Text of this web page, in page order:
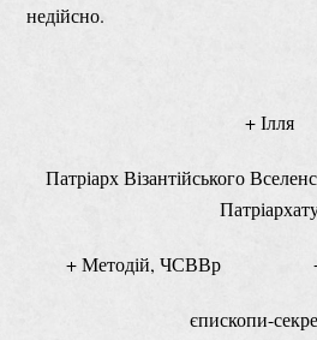
недійсно.
+ Ілля
Патріарх Візантійського
+ Методій, ЧСВВр +
єпископи-